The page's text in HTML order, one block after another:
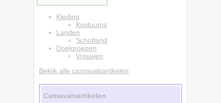
Kleding
Kostuums
Landen
Schotland
Doelgroepen
Vrouwen
Bekijk alle carnavalsartikelen
Carnavalsartikelen